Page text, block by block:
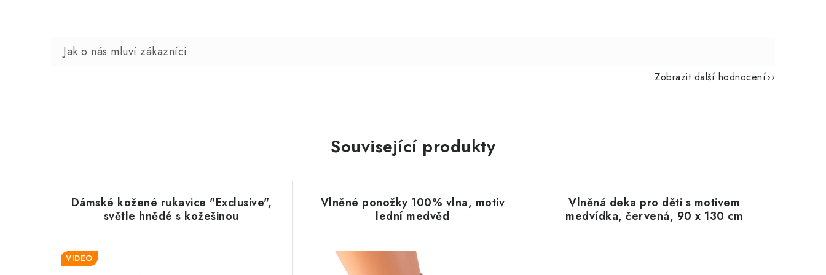
Zobrazit další hodnocení
Související produkty
Dámské kožené rukavice "Exclusive",
světle hnědé s kožešinou
VIDEO
Vlněné ponožky 100% vlna, motiv
lední medvěd
Vlněná deka pro děti s motivem
medvídka, červená, 90 x 130 cm